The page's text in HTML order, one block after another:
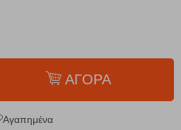
ΑΓΟΡΑ
Αγαπημένα